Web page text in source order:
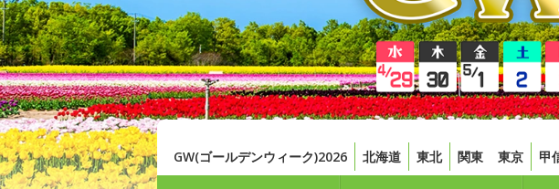
GW(ゴールデンウィーク)2026 北海道 東北 関東 東京 甲